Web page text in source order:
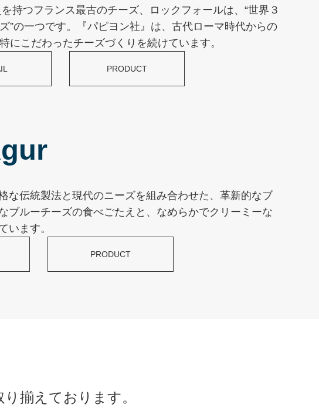
持つフランス最古のチーズ、ロックフォールは、“世界３
”の一つです。『パピヨン社』は、古代ローマ時代からの
にこだわったチーズづくりを続けています。
PRODUCT
な伝統製法と現代のニーズを組み合わせた、革新的なブ
ブルーチーズの食べごたえと、なめらかでクリーミーな
います。
PRODUCT
揃えております。